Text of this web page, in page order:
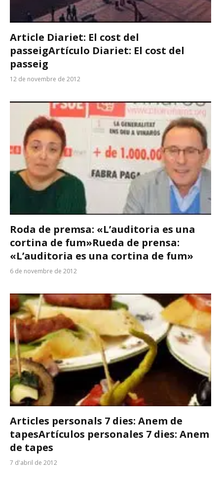
Article Diariet: El cost del
passeigArtículo Diariet: El cost del
passeig
12 de novembre de 2012
Roda de premsa: «L’auditoria es una
cortina de fum»Rueda de prensa:
«L’auditoria es una cortina de fum»
6 de novembre de 2012
Articles personals 7 dies: Anem de
tapesArtículos personales 7 dies: Anem
de tapes
7 d'abril de 2012